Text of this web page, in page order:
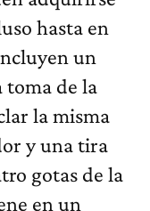
hasta en
un
toma de la
la misma
y una tira
gotas de la
en un